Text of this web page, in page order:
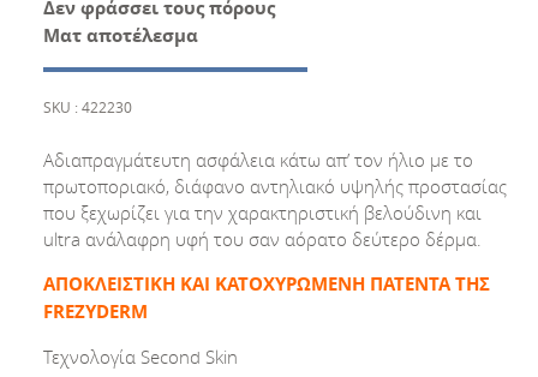
Δεν φράσσει τους πόρους
Ματ αποτέλεσμα
SKU : 422230
Αδιαπραγμάτευτη ασφάλεια κάτω απ’ τον ήλιο με το
πρωτοποριακό, διάφανο αντηλιακό υψηλής προστασίας
που ξεχωρίζει για την χαρακτηριστική βελούδινη και
ultra ανάλαφρη υφή του σαν αόρατο δεύτερο δέρμα.
ΑΠΟΚΛΕΙΣΤΙΚΗ ΚΑΙ ΚΑΤΟΧΥΡΩΜΕΝΗ ΠΑΤΕΝΤΑ ΤΗΣ
FREZYDERΜ
Τεχνολογία Second Skin